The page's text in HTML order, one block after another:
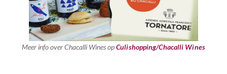
Meer info over Chacalli Wines opCulishopping/Chacalli Wines